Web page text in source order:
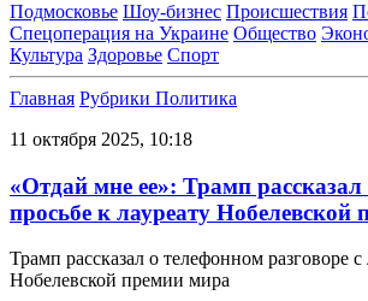
Подмосковье Шоу-бизнес Происшествия
Спецоперация на Украине Общество
Культура Здоровье Спорт
Главная Рубрики Политика
11 октября 2025, 10:18
«Отдай мне ее»: Трамп рассказал
просьбе к лауреату Нобелевской
Трамп рассказал о телефонном разговоре с
Нобелевской премии мира